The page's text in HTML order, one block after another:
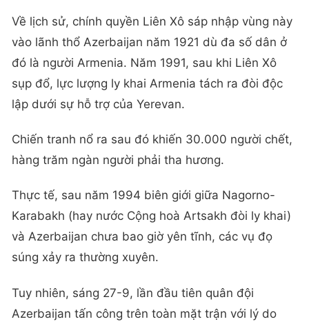
Về lịch sử, chính quyền Liên Xô sáp nhập vùng này
vào lãnh thổ Azerbaijan năm 1921 dù đa số dân ở
đó là người Armenia. Năm 1991, sau khi Liên Xô
sụp đổ, lực lượng ly khai Armenia tách ra đòi độc
lập dưới sự hỗ trợ của Yerevan.
Chiến tranh nổ ra sau đó khiến 30.000 người chết,
hàng trăm ngàn người phải tha hương.
Thực tế, sau năm 1994 biên giới giữa Nagorno-
Karabakh (hay nước Cộng hoà Artsakh đòi ly khai)
và Azerbaijan chưa bao giờ yên tĩnh, các vụ đọ
súng xảy ra thường xuyên.
Tuy nhiên, sáng 27-9, lần đầu tiên quân đội
Azerbaijan tấn công trên toàn mặt trận với lý do